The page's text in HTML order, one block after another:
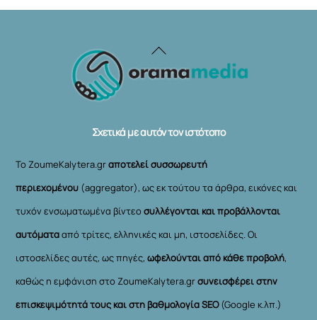
Back
To
Σχετικά με αυτόν τον ιστότοπο
Το ZoumeKalytera.grαποτελεί συσσωρευτή
περιεχομένου (aggregator), ως εκ τούτου τα άρθρα, εικόνες και
τυχόν ενσωματωμένα βίντεοσυλλέγονται και προβάλλονται
αυτόματααπό τρίτες, ελληνικές και μη, ιστοσελίδες. Οι
ιστοσελίδες αυτές, ως πηγές,ωφελούνται από κάθε προβολή,
καθώς η εμφάνιση στο ZoumeKalytera.grσυνεισφέρει στην
επισκεψιμότητά τους και στη βαθμολογία SEO(Google κ.λπ.)